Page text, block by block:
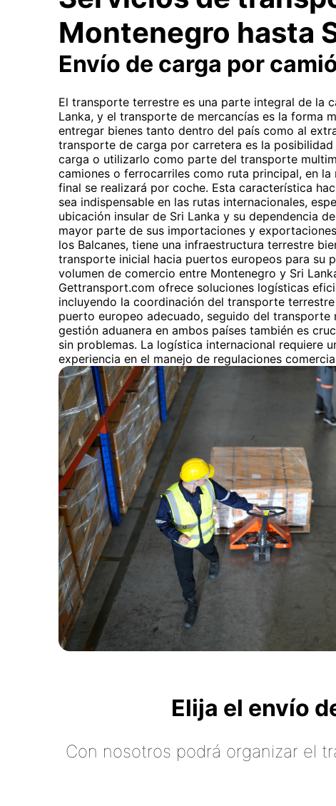
Montenegro hasta
Envío de carga por
El transporte terrestre es una parte integral de la
Lanka, y el transporte de mercancías es la forma
entregar bienes tanto dentro del país como al
transporte de carga por carretera es la
carga o utilizarlo como parte del transporte
camiones o ferrocarriles como ruta principal, en
final se realizará por coche. Esta característica
sea indispensable en las rutas internacionales,
ubicación insular de Sri Lanka y su dependencia
mayor parte de sus importaciones y
los Balcanes, tiene una infraestructura terrestre
transporte inicial hacia puertos europeos para su
volumen de comercio entre Montenegro y Sri
Gettransport.com ofrece soluciones logísticas
incluyendo la coordinación del transporte
puerto europeo adecuado, seguido del transporte
gestión aduanera en ambos países también es
sin problemas. La logística internacional requiere
experiencia en el manejo de regulaciones
Elija el envío
Con nosotros podrá organizar el